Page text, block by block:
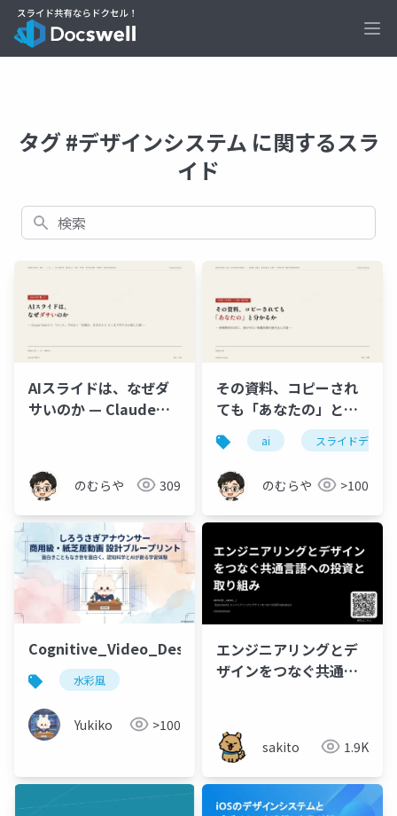
タグ #デザインシステム に関するスラ
イド
検索
AIスライドは、なぜダ
サいのか — Claude
えた話
のむらや 309
その資料、コピーされ
ても「あなたの」と分
かるか — 教材204本に
転載対策を焼き込んだ
話
ai スライドデザイ
のむらや >100
Cognitive_Video_Design_Blueprint
水彩風
Yukiko >100
エンジニアリングとデ
ザインをつなぐ共通言
sakito 1.9K